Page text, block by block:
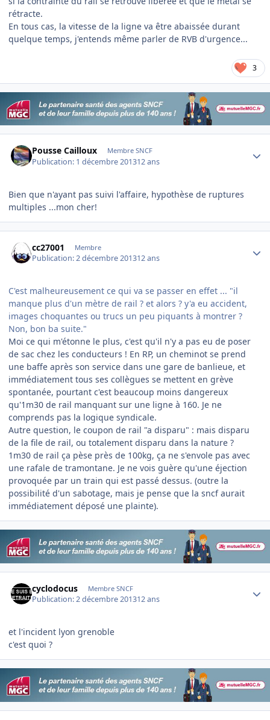
rétracte.
En tous cas, la vitesse de la ligne va être abaissée durant
quelque temps, j'entends même parler de RVB d'urgence...
3
Pousse Cailloux Membre SNCF
Publication: 1 décembre 201312 ans
Bien que n'ayant pas suivi l'affaire, hypothèse de ruptures
multiples ...mon cher!
cc27001 Membre
Publication:2 décembre 201312 ans
C'est malheureusement ce qui va se passer en effet ... "il
manque plus d'un mètre de rail ? et alors ? y'a eu accident,
images choquantes ou trucs un peu piquants à montrer ?
Non, bon ba suite."
Moi ce qui m'étonne le plus, c'est qu'il n'y a pas eu de poser
de sac chez les conducteurs ! En RP, un cheminot se prend
une baffe après son service dans une gare de banlieue, et
immédiatement tous ses collègues se mettent en grève
spontanée, pourtant c'est beaucoup moins dangereux
qu'1m30 de rail manquant sur une ligne à 160. Je ne
comprends pas la logique syndicale.
Autre question, le coupon de rail "a disparu" : mais disparu
de la file de rail, ou totalement disparu dans la nature ?
1m30 de rail ça pèse près de 100kg, ça ne s'envole pas avec
une rafale de tramontane. Je ne vois guère qu'une éjection
provoquée par un train qui est passé dessus. (outre la
possibilité d'un sabotage, mais je pense que la sncf aurait
immédiatement déposé une plainte).
cyclodocus Membre SNCF
Publication:2 décembre 201312 ans
et l'incident lyon grenoble
c'est quoi ?